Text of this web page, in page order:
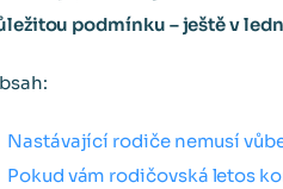
podmínku – ještě v
Nastávající rodiče nemusí
Pokud vám rodičovská letos